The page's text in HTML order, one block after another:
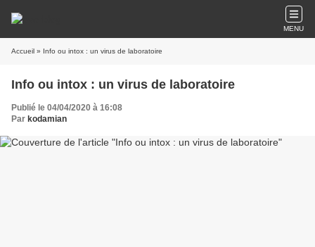
MENU
Accueil » Info ou intox : un virus de laboratoire
Info ou intox : un virus de laboratoire
Publié le 04/04/2020 à 16:08
Par kodamian